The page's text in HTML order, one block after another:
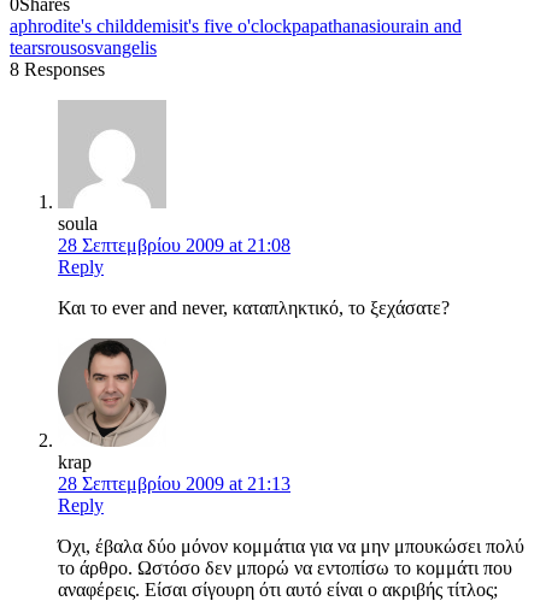
aphrodite's childdemisit's five o'clockpapathanasiourain and
tearsrousosvangelis
8 Responses
soula
28 Σεπτεμβρίου 2009 at 21:08
Reply
Και το ever and never, καταπληκτικό, το ξεχάσατε?
krap
28 Σεπτεμβρίου 2009 at 21:13
Reply
Όχι, έβαλα δύο μόνον κομμάτια για να μην μπουκώσει πολύ
το άρθρο. Ωστόσο δεν μπορώ να εντοπίσω το κομμάτι που
αναφέρεις. Είσαι σίγουρη ότι αυτό είναι ο ακριβής τίτλος;